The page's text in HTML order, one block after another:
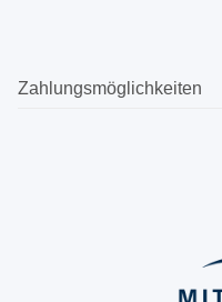
Zahlungsmöglichkeiten